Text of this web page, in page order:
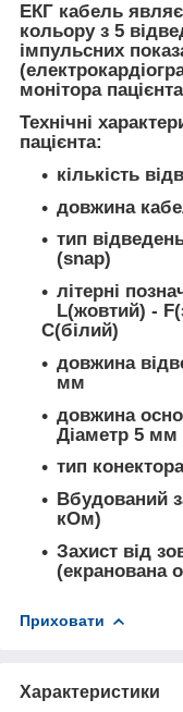
ЕКГ кабель
кольору з 5
імпульсних
монітора
Технічні
пацієнта:
кількість
довжина
тип
(snap)
літерні
L(жовтий) - F(
C(білий)
довжина
мм
довжина
Діаметр 5 мм
тип
Вбудований
кОм)
Захист від
(екранована
Приховати
Характеристики